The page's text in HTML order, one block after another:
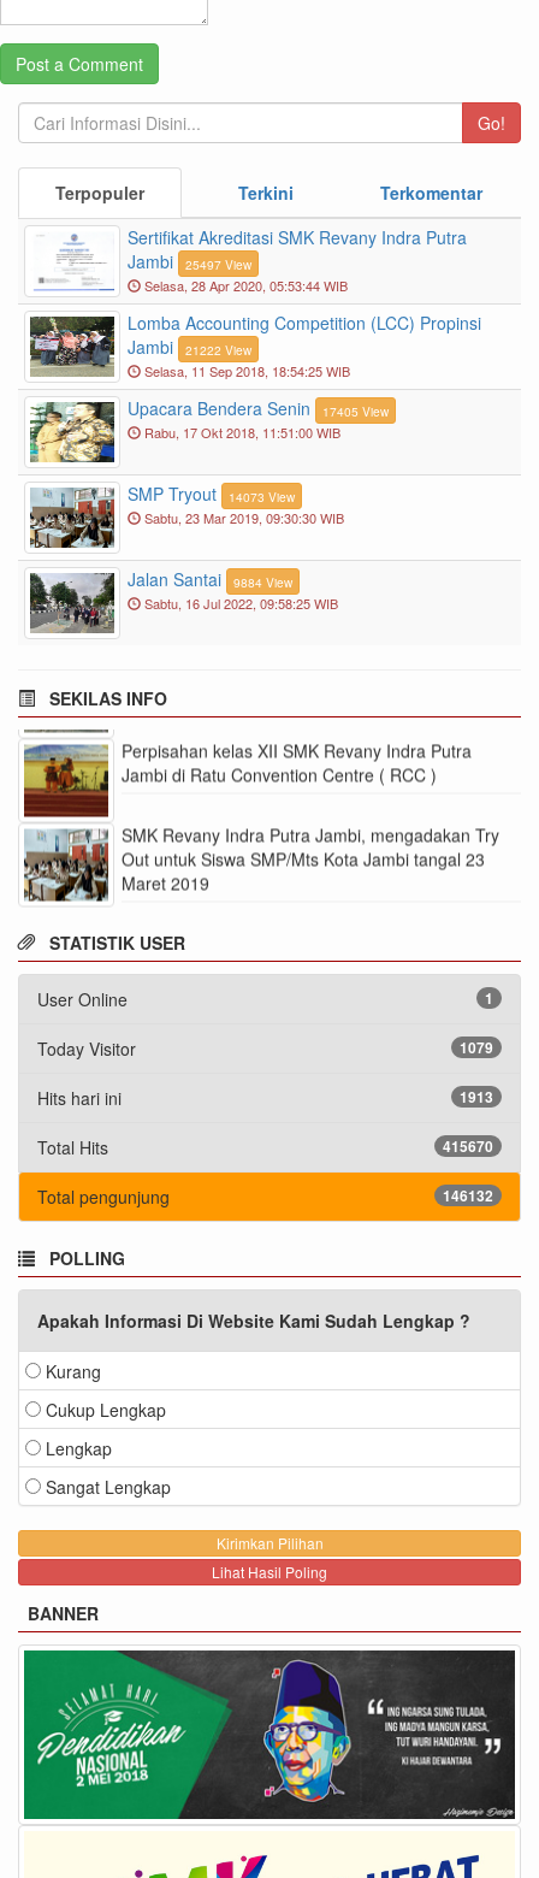
Go!
Terpopuler Terkini
Terkomentar
Sertifikat Akreditasi SMK Revany Indra Putra
Jambi
25497 View
Selasa, 28 Apr 2020, 05:53:44 WIB
Lomba Accounting Competition (LCC) Propinsi
Jambi
21222 View
Selasa, 11 Sep 2018, 18:54:25 WIB
Upacara Bendera Senin 17405 View
Rabu, 17 Okt 2018, 11:51:00 WIB
SMP Tryout 14073 View
Sabtu, 23 Mar 2019, 09:30:30 WIB
Jalan Santai 9884 View
Sabtu, 16 Jul 2022, 09:58:25 WIB
SEKILAS INFO
Penerimaan Siswa Baru Siswa SMK Revany Indra
Putra Jambi Tahun Pelajaran 20023/2004 ( Zona
Kelulusan Siswa SMK Revany Indra Putra Jambi,
Tanggal 3 Juni 2022 Pukul 22.00 Wib
Perpisahan kelas XII SMK Revany Indra Putra
Jambi di Ratu Convention Centre ( RCC )
SMK Revany Indra Putra Jambi, mengadakan Try
Out untuk Siswa SMP/Mts Kota Jambi tangal 23
Maret 2019
STATISTIK USER
User Online 1
Today Visitor 1079
Hits hari ini 1913
Total Hits 415670
Total pengunjung 146132
POLLING
Apakah Informasi Di Website Kami Sudah Lengkap ?
Kurang
Cukup Lengkap
Lengkap
Sangat Lengkap
Lihat Hasil Poling
BANNER